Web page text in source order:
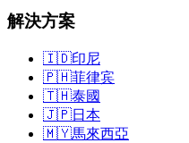
解決方案
🇮🇩印尼
🇵🇭菲律宾
🇹🇭泰國
🇯🇵日本
🇲🇾馬來西亞